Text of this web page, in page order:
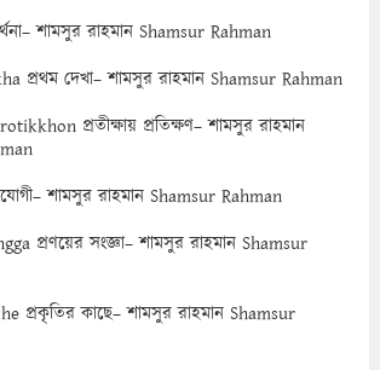
শামসুর রাহমান Shamsur Rahman
প্রথম দেখা– শামসুর রাহমান Shamsur Rahman
প্রতীক্ষায় প্রতিক্ষণ– শামসুর রাহমান
শামসুর রাহমান Shamsur Rahman
প্রণয়ের সংজ্ঞা– শামসুর রাহমান Shamsur
প্রকৃতির কাছে– শামসুর রাহমান Shamsur